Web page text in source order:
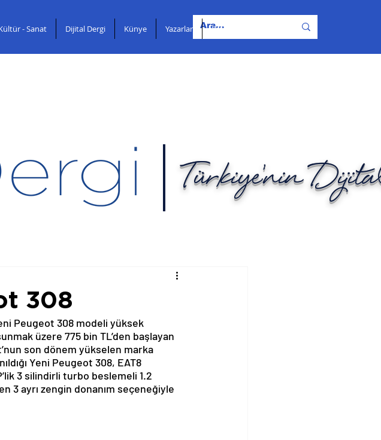
- Sanat Dijital Dergi Künye Yazarlar İletişim
Türkiye'nin
308
Peugeot 308 modeli yüksek
üzere 775 bin TL’den başlayan
son dönem yükselen marka
Yeni Peugeot 308, EAT8
3 silindirli turbo beslemeli 1.2
3 ayrı zengin donanım seçeneğiyle